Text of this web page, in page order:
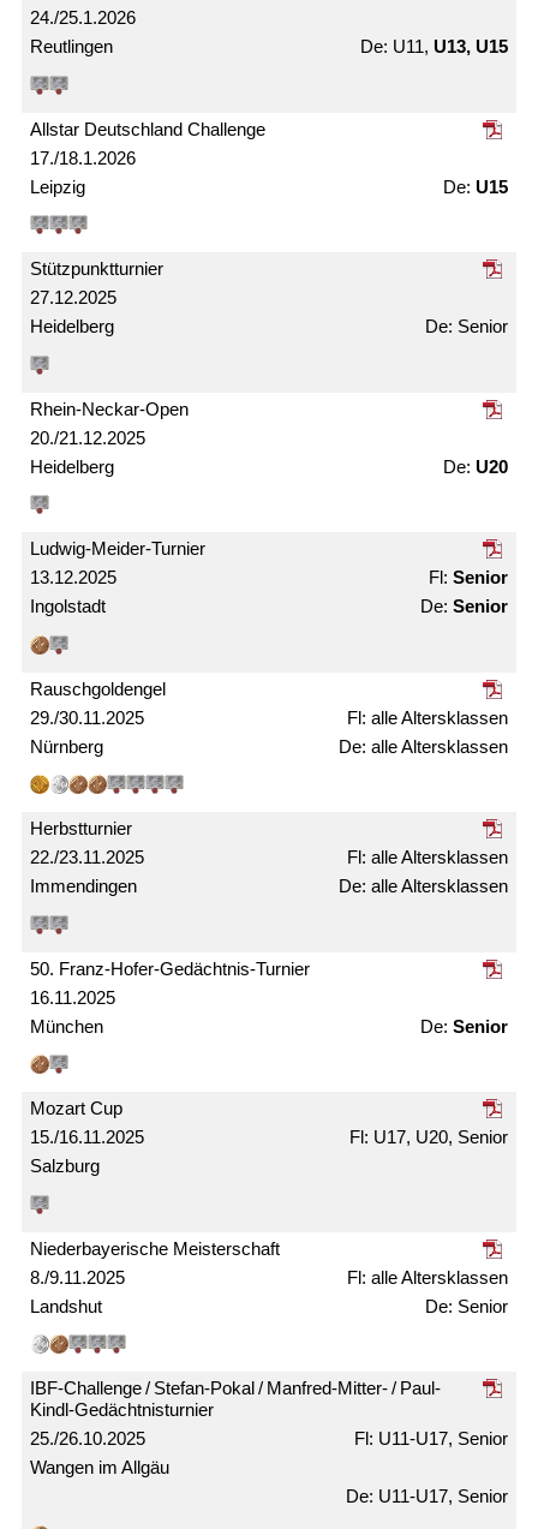
24./25.1.2026
Reutlingen
U11, U13, U15
17./18.1.2026
Allstar Deutschland Challenge
Leipzig U15
27.12.2025
Stützpunkt­turnier
Heidelberg Senior
20./21.12.2025
Rhein-Neckar-Open
Heidelberg U20
13.12.2025
Ludwig-Meider-Turnier
Ingolstadt
Senior
Senior
29./30.11.2025
Rausch­gold­engel
Nürnberg
alle Alters­klassen
alle Alters­­klassen
22./23.11.2025
Herbst­turnier
Immendingen
alle Alters­klassen
alle Alters­klassen
16.11.2025
50. Franz-Hofer-Gedächtnis-Turnier
München Senior
15./16.11.2025
Mozart Cup
Salzburg
U17, U20, Senior
8./9.11.2025
Nieder­bayerische Meister­schaft
Landshut
alle Alters­klassen
Senior
25./26.10.2025
IBF-Challenge / Stefan-Pokal / Manfred-Mitter- / Paul-
Kindl-Gedächtnis­turnier
Wangen im Allgäu
U11-U17, Senior
U11-U17, Senior